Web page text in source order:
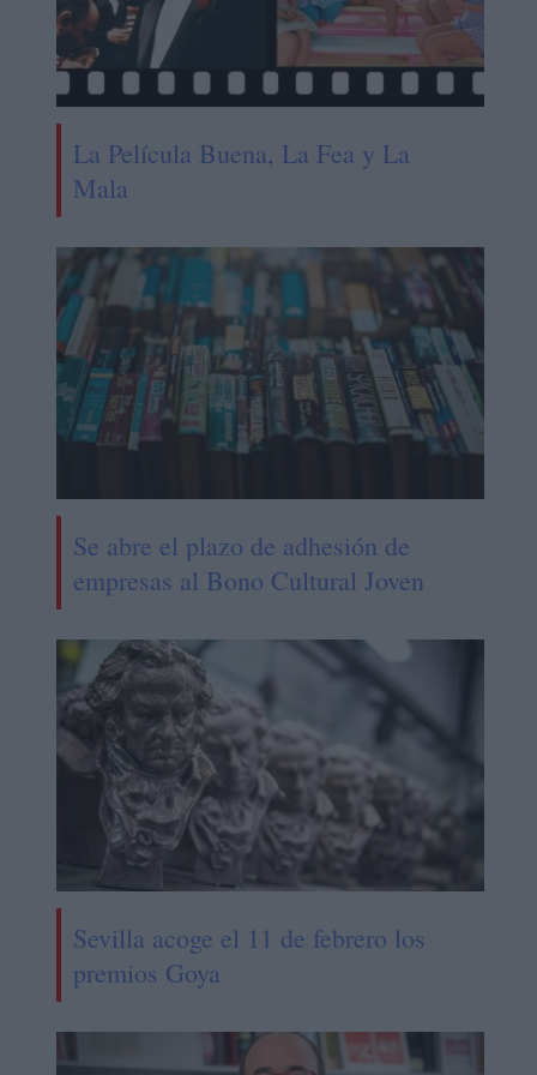
La Película Buena, La Fea y La
Mala
Se abre el plazo de adhesión de
empresas al Bono Cultural Joven
Sevilla acoge el 11 de febrero los
premios Goya